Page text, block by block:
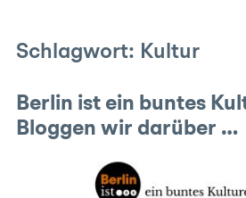
Schlagwort: Kultur
Berlin ist ein buntes
Bloggen wir darüber …